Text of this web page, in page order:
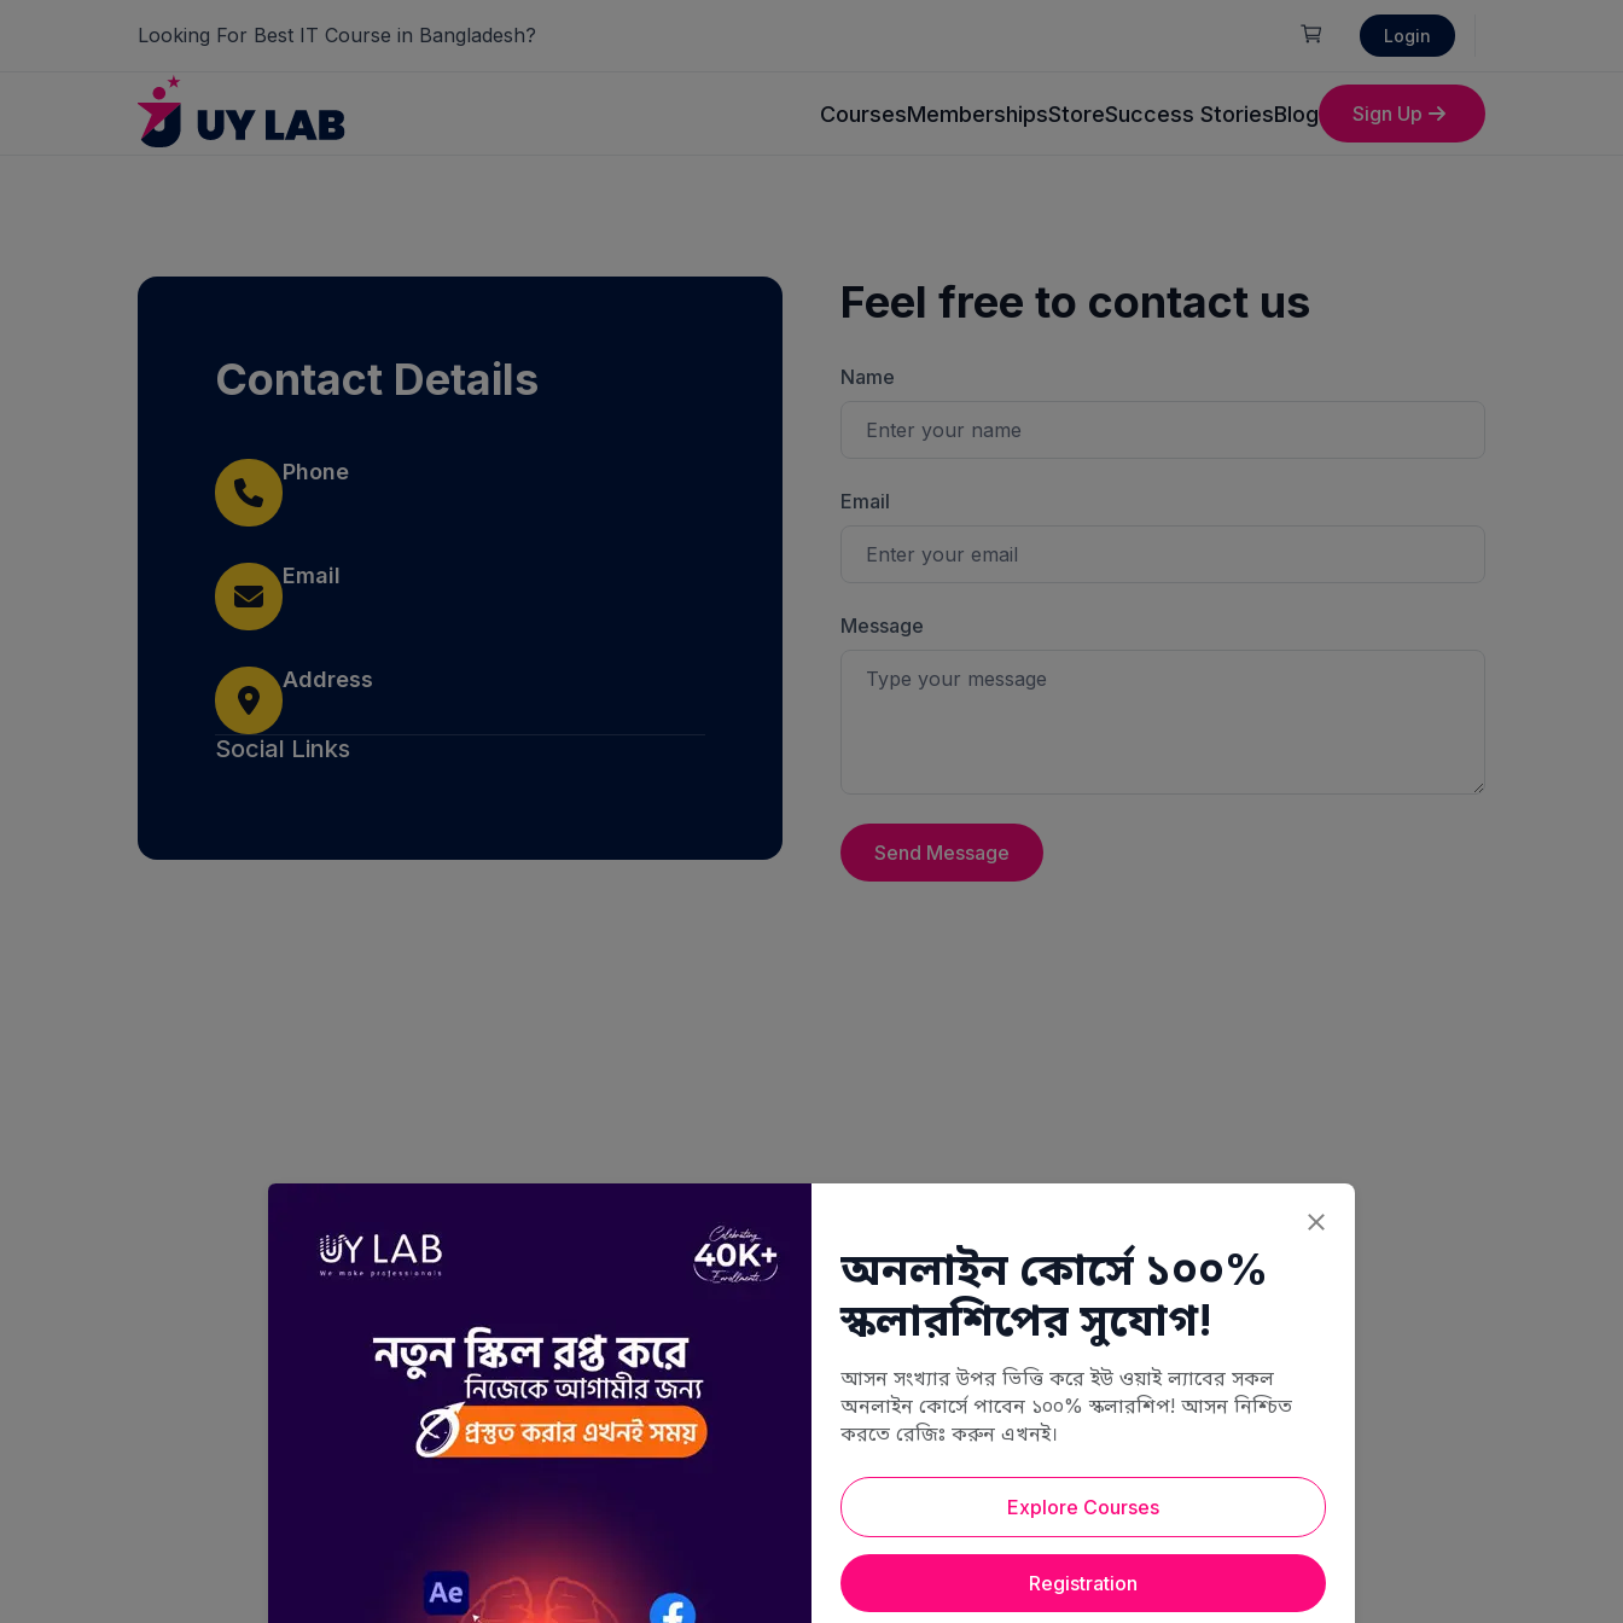
Looking For Best IT Course in Bangladesh? Login
CoursesMembershipsStoreSuccess StoriesBlog Sign Up
অনলাইন কোর্সে ১০০%
স্কলারশিপের সুযোগ!
আসন সংখ্যার উপর ভিত্তি করে ইউ ওয়াই ল্যাবের সকল
অনলাইন কোর্সে পাবেন ১০০% স্কলারশিপ! আসন নিশ্চিত
করতে রেজিঃ করুন এখনই।
Explore Courses
Registration
Contact Details
Phone
Email
Address
Social Links
Feel free to contact us
Name
Email
Message
Send Message